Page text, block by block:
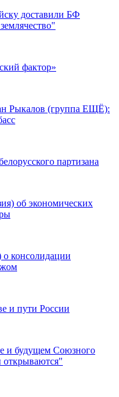
доставили БФ
фактор»
(группа ЕЩЁ):
партизана
об экономических
консолидации
и пути России
и будущем Союзного
открываются"